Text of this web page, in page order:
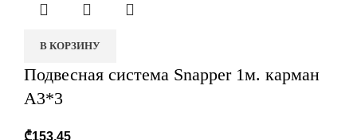
В КОРЗИНУ
Подвесная система Snapper 1м. карман
А3*3
₾153,45